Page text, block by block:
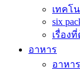
เทคโ
six
เรื่อง
อาหาร
อาหา